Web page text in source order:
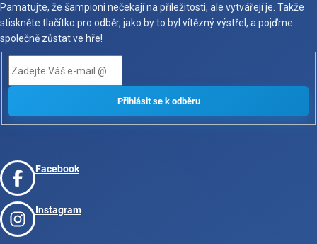
Pamatujte, že šampioni nečekají na příležitosti, ale vytvářejí je. Takže
stiskněte tlačítko pro odběr, jako by to byl vítězný výstřel, a pojďme
společně zůstat ve hře!
Facebook
Instagram